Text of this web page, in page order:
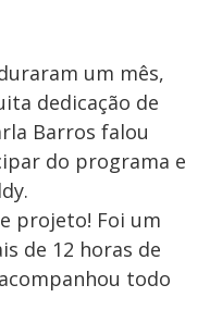
um mês,
dedicação de
Barros falou
do programa e
projeto! Foi um
de 12 horas de
todo